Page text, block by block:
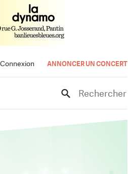
Connexion ANNONCER UN CONCERT
Rechercher